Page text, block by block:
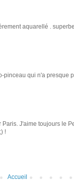
aquarellé .
pinceau qui n'a presque
J'aime toujours le
!
Accueil